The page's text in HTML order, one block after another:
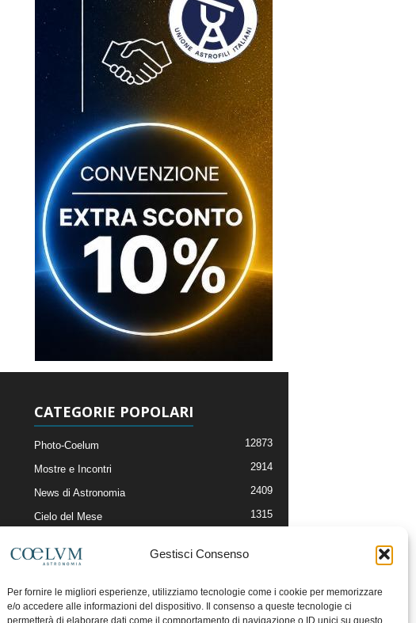
Gestisci Consenso
Per fornire le migliori esperienze, utilizziamo tecnologie come i cookie per memorizzare
e/o accedere alle informazioni del dispositivo. Il consenso a queste tecnologie ci
permetterà di elaborare dati come il comportamento di navigazione o ID unici su questo
CATEGORIE POPOLARI
Photo-Coelum 12873
Mostre e Incontri 2914
News di Astronomia 2409
Cielo del Mese 1315
Articoli e Risorse On-Line
Il Blog della Redazione